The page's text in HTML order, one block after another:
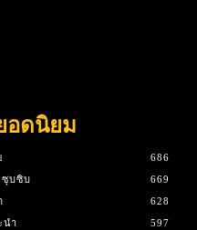
อดนิยม
686
ซุบซิบ
669
628
นำ
597